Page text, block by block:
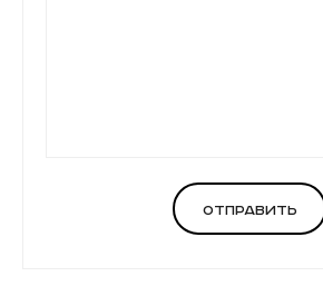
Отправить